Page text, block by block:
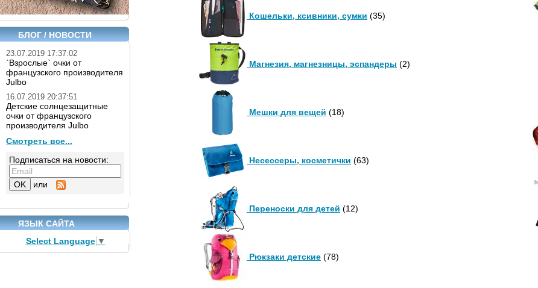
БЛОГ / НОВОСТИ
23.07.2019 17:37:02
`Взрослые` очки от
французского производителя
Julbo
16.07.2019 20:37:51
Детские солнцезащитные
очки от французского
производителя Julbo
Смотреть все...
Подписаться на новости:
или
ЯЗЫК САЙТА
Select Language ▼
Кошельки, ксивники, сумки (35)
Магнезия, магнезницы, эспандеры (2)
Мешки для вещей (18)
Несессеры, косметички (63)
Переноски для детей (12)
Рюкзаки детские (78)